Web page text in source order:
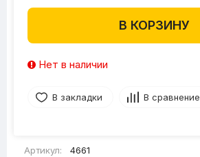
В КОРЗИНУ
Нет в наличии
В закладки В сравнение
Артикул: 4661